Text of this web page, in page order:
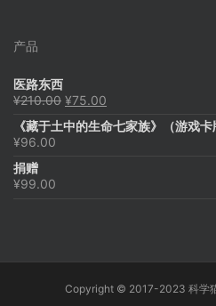
产品
医路东西
¥210.00 原
为：
¥75.00
价
《藏于土中的生命七家族》（游戏卡
¥96.00
捐赠
¥99.00
Copyright © 2017-2023 科学